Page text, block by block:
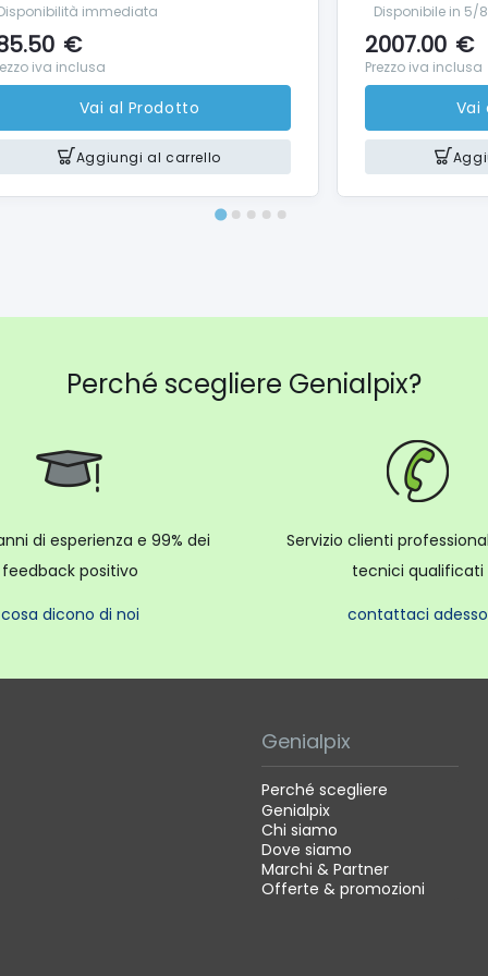
Batteria
Batteria integrata
Sì
Scatola
dell'imballo
di spazzolini inclusi 1 pz
di ricarica Sì
immediata
€
iva inclusa
Vai al Prodotto
Aggiungi al carrello
Disponibile in 5/
2007.00 €
Prezzo iva inclusa
Vai
Perché scegliere Genialpix?
di esperienza e 99% dei
feedback positivo
cosa dicono di noi
Servizio clienti
tecnici qualificati
contattaci adesso
Genialpix
Perché scegliere
Genialpix
Chi siamo
Dove siamo
Marchi & Partner
Offerte & promozioni